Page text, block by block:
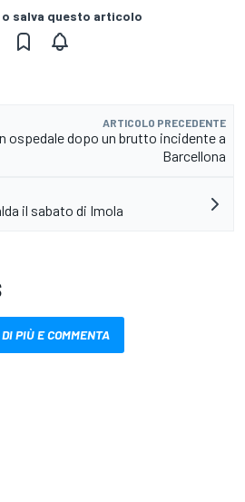
salva questo articolo
ARTICOLO PRECEDENTE
ospedale dopo un brutto incidente a
Barcellona
il sabato di Imola
PIÙ E COMMENTA